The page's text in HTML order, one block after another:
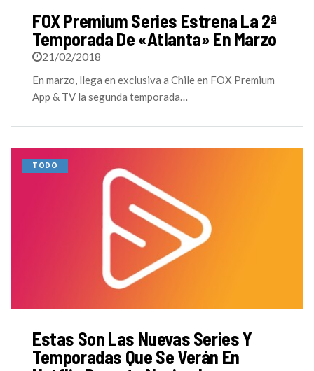
FOX Premium Series Estrena La 2ª
Temporada De «Atlanta» En Marzo
21/02/2018
En marzo, llega en exclusiva a Chile en FOX Premium
App & TV la segunda temporada…
TODO
Estas Son Las Nuevas Series Y
Temporadas Que Se Verán En